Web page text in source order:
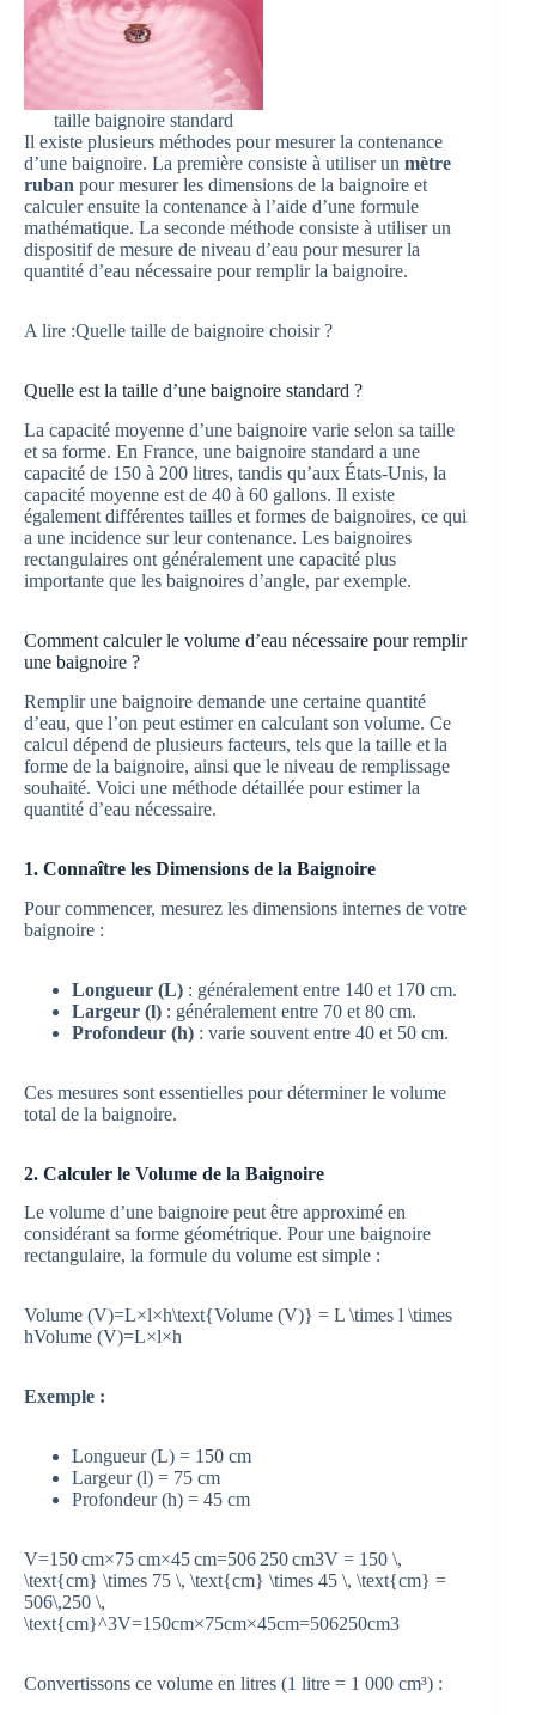
taille baignoire standard
Il existe plusieurs méthodes pour mesurer la contenance
d’une baignoire. La première consiste à utiliser un mètre
ruban pour mesurer les dimensions de la baignoire et
calculer ensuite la contenance à l’aide d’une formule
mathématique. La seconde méthode consiste à utiliser un
dispositif de mesure de niveau d’eau pour mesurer la
quantité d’eau nécessaire pour remplir la baignoire.
A lire :Quelle taille de baignoire choisir ?
Quelle est la taille d’une baignoire standard ?
La capacité moyenne d’une baignoire varie selon sa taille
et sa forme. En France, une baignoire standard a une
capacité de 150 à 200 litres, tandis qu’aux États-Unis, la
capacité moyenne est de 40 à 60 gallons. Il existe
également différentes tailles et formes de baignoires, ce qui
a une incidence sur leur contenance. Les baignoires
rectangulaires ont généralement une capacité plus
importante que les baignoires d’angle, par exemple.
Comment calculer le volume d’eau nécessaire pour remplir
une baignoire ?
Remplir une baignoire demande une certaine quantité
d’eau, que l’on peut estimer en calculant son volume. Ce
calcul dépend de plusieurs facteurs, tels que la taille et la
forme de la baignoire, ainsi que le niveau de remplissage
souhaité. Voici une méthode détaillée pour estimer la
quantité d’eau nécessaire.
1. Connaître les Dimensions de la Baignoire
Pour commencer, mesurez les dimensions internes de votre
baignoire :
Longueur (L) : généralement entre 140 et 170 cm.
Largeur (l) : généralement entre 70 et 80 cm.
Profondeur (h) : varie souvent entre 40 et 50 cm.
Ces mesures sont essentielles pour déterminer le volume
total de la baignoire.
2. Calculer le Volume de la Baignoire
Le volume d’une baignoire peut être approximé en
considérant sa forme géométrique. Pour une baignoire
rectangulaire, la formule du volume est simple :
Volume (V)=L×l×h\text{Volume (V)} = L \times l \times
hVolume (V)=L×l×h
Exemple :
Longueur (L) = 150 cm
Largeur (l) = 75 cm
Profondeur (h) = 45 cm
V=150 cm×75 cm×45 cm=506 250 cm3V = 150 \,
\text{cm} \times 75 \, \text{cm} \times 45 \, \text{cm} =
506\,250 \,
\text{cm}^3V=150cm×75cm×45cm=506250cm3
Convertissons ce volume en litres (1 litre = 1 000 cm³) :